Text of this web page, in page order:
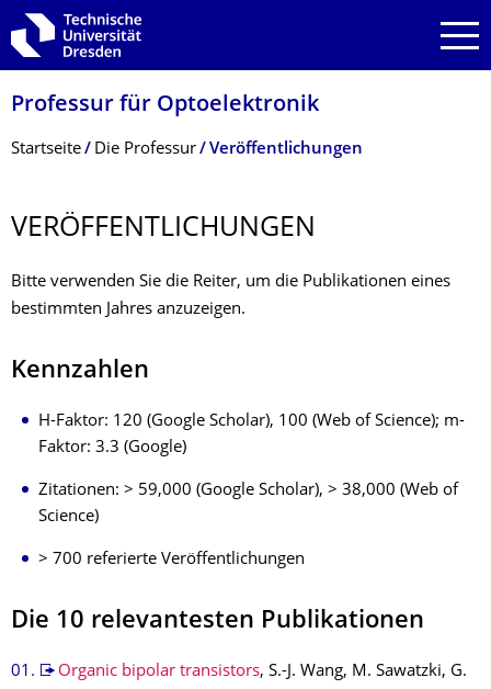
Zur Hauptnavigation springen
Zur Suche springen
Zum Inhalt springen
Professur für Optoelektronik
Breadcrumb-Menü
Startseite Die Professur Veröffentlichungen
VERÖFFENTLI­CHUNGEN
Bitte verwenden Sie die Reiter, um die Publikationen eines
bestimmten Jahres anzuzeigen.
Kennzahlen
H-Faktor: 120 (Google Scholar), 100 (Web of Science); m-
Faktor: 3.3 (Google)
Zitationen: > 59,000 (Google Scholar), > 38,000 (Web of
Science)
> 700 referierte Veröffentlichungen
Die 10 relevantesten Publikationen
Organic bipolar transistors, S.-J. Wang, M. Sawatzki, G.